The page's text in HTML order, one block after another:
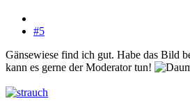
#5
Gänsewiese find ich gut. Habe das Bild
kann es gerne der Moderator tun!